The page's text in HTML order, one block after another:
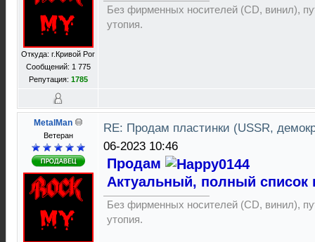
Откуда: г.Кривой Рог
Сообщений: 1 775
Репутация: 1785
Без фирменных носителей (CD, винил),
утопия.
MetalMan
Ветеран
RE: Продам пластинки (USSR,
06-2023 10:46
Продам
Актуальный, полный список
Без фирменных носителей (CD, винил),
утопия.